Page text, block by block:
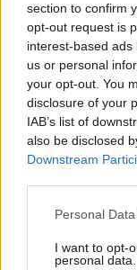
section to confirm
opt-out request is
interest-based
us or personal
your opt-out. You
disclosure of your
IAB’s list of
also be disclosed
Downstream
Personal
I want to opt-
personal data.